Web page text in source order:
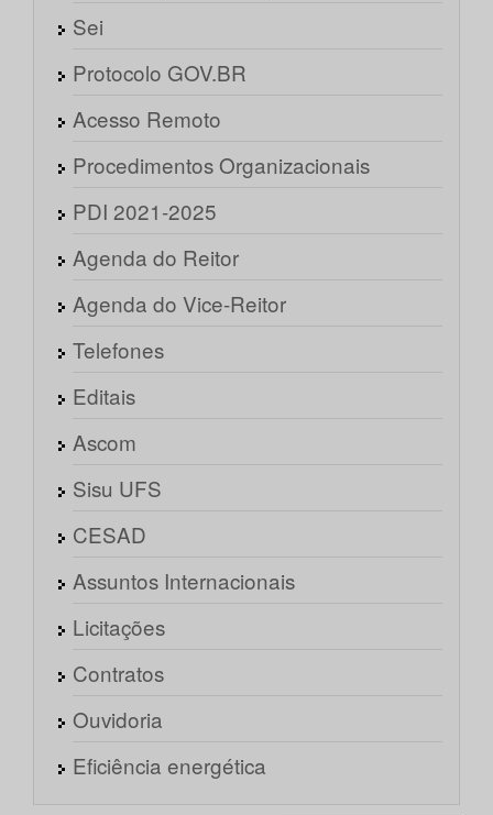
Sei
Protocolo GOV.BR
Acesso Remoto
Procedimentos Organizacionais
PDI 2021-2025
Agenda do Reitor
Agenda do Vice-Reitor
Telefones
Editais
Ascom
Sisu UFS
CESAD
Assuntos Internacionais
Licitações
Contratos
Ouvidoria
Eficiência energética